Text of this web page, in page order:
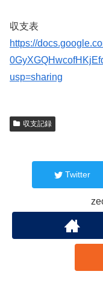
収支表
https://
usp=sharing
収支記録
Twitter